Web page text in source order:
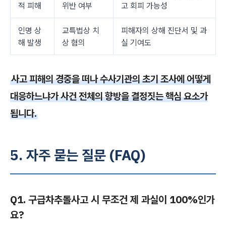
적 피해
위반 여부
고 회피 가능성
인명 상
해 발생
교특법상 치
상 혐의
피해자의 상해 진단서 및 과
실 기여도
사고 피해의 경중을 떠나 수사기관의 초기 조사에 어떻게
대응하느냐가 사건 전체의 향방을 결정짓는 핵심 요소가
됩니다.
5. 자주 묻는 질문 (FAQ)
Q1. 구급차추돌사고 시 무조건 제 과실이 100%인가
요?